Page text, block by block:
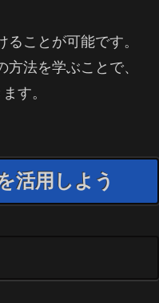
ことが可能です。
法を学ぶことで、
す。
活用しよう